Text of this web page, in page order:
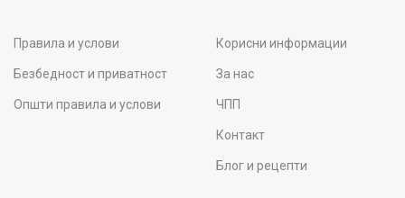
Правила и услови
Безбедност и приватност
Општи правила и услови
Корисни информации
За нас
ЧПП
Контакт
Блог и рецепти